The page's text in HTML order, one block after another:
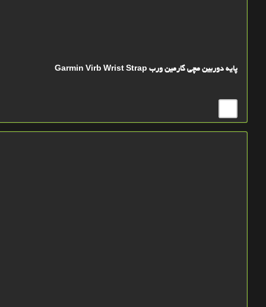
پایه دوربین مچی گارمین ورب Garmin Virb Wrist Strap